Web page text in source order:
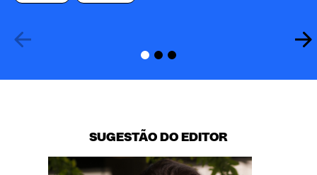
SUGESTÃO DO EDITOR